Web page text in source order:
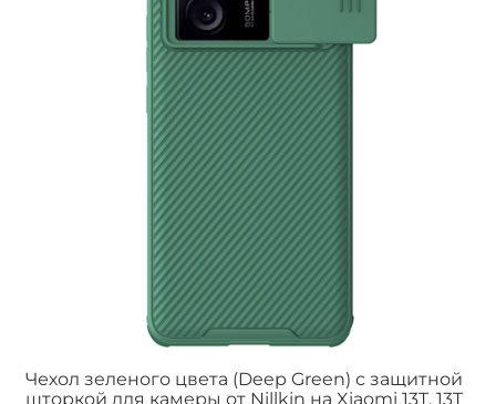
Чехол зеленого цвета (Deep Green) с защитной
шторкой для камеры от Nillkin на Xiaomi 13T, 13T